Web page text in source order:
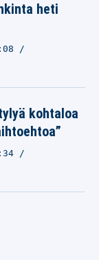
heti
kohtaloa